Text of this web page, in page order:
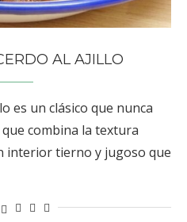
AL AJILLO
es un clásico que nunca
combina la textura
interior tierno y jugoso que